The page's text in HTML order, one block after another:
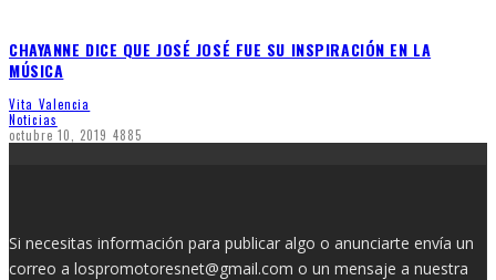
CHAYANNE DICE QUE JOSÉ JOSÉ FUE SU INSPIRACIÓN EN LA
MÚSICA
Vita Valencia
Noticias
octubre 10, 2019 4885
Si necesitas información para publicar algo o anunciarte envía un
correo a lospromotoresnet@gmail.com o un mensaje a nuestra